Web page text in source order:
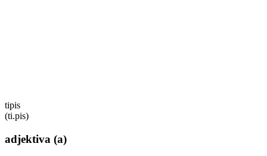
tipis
(ti.pis)
adjektiva (a)